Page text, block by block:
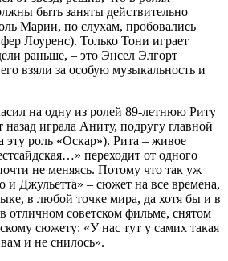
быть заняты действительно
Марии, по слухам, пробовались
Лоуренс). Только Тони играет
раньше, – это Энсел Элгорт
взяли за особую музыкальность и
на одну из ролей 89-летнюю Риту
играла Аниту, подругу главной
эту роль «Оскар»). Рита – живое
переходит от одного
не меняясь. Потому что так уж
и Джульетта» – сюжет на все времена,
в любой точке мира, да хотя бы и в
отличном советском фильме, снятом
сюжету: «У нас тут у самих такая
и не снилось».